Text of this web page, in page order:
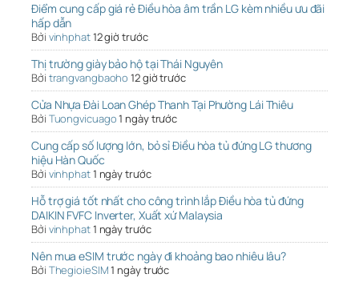
Điểm cung cấp giá rẻ Điều hòa âm trần LG kèm nhiều ưu đãi
hấp dẫn
Bởi vinhphat12 giờ trước
Thị trường giày bảo hộ tại Thái Nguyên
Bởi trangvangbaoho 12 giờ trước
Cửa Nhựa Đài Loan Ghép Thanh Tại Phường Lái Thiêu
Bởi Tuongvicuago1 ngày trước
Cung cấp số lượng lớn, bỏ sỉ Điều hòa tủ đứng LG thương
hiệu Hàn Quốc
Bởi vinhphat1 ngày trước
Hỗ trợ giá tốt nhất cho công trình lắp Điều hòa tủ đứng
DAIKIN FVFC Inverter, Xuất xứ Malaysia
Bởi vinhphat1 ngày trước
Nên mua eSIM trước ngày đi khoảng bao nhiêu lâu?
Bởi ThegioieSIM1 ngày trước